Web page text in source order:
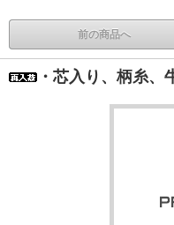
前の商品へ
・芯入り、柄糸、